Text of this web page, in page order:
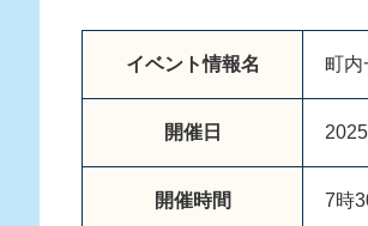
イベント情報名 町内
開催日
開催時間 7時